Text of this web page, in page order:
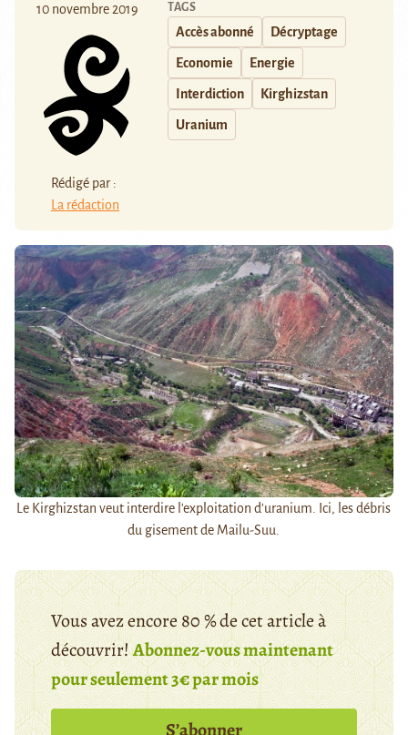
10 novembre 2019
Rédigé par :
La rédaction
TAGS
Accès abonné Décryptage
Economie Energie
Interdiction Kirghizstan
Uranium
Le Kirghizstan veut interdire l'exploitation d'uranium. Ici, les débris
du gisement de Mailu-Suu.
Vous avez encore 80 % de cet article à
découvrir!Abonnez-vous maintenant
pour seulement 3€ par mois